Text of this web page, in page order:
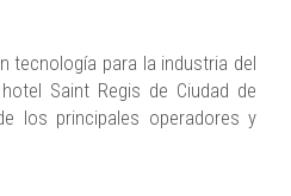
tecnología para la industria del
Saint Regis de Ciudad de
los principales operadores y